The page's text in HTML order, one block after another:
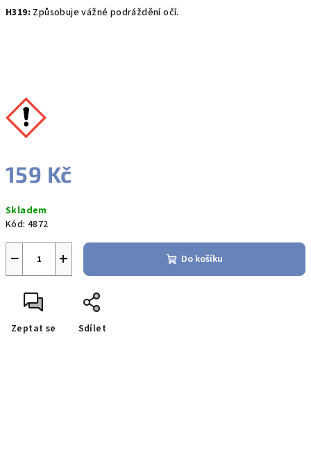
H319: Způsobuje vážné podráždění očí.
159 Kč
cena:
Skladem
Kód: 4872
+
− Do košíku
Zeptat se Sdílet